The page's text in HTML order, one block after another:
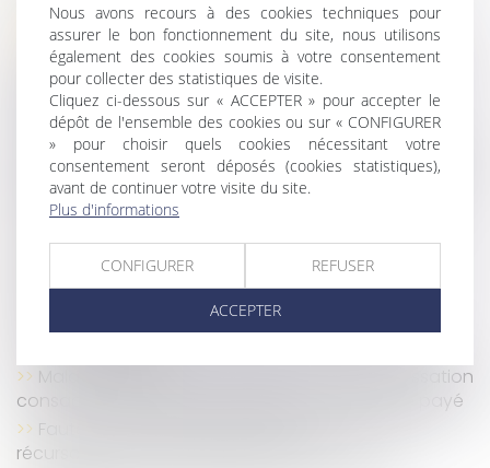
Dans quels cas une rupture de CDD peut être
considérée comme abusive ?
Dialogue social et formation : nouvelles règles de
versement et de contrôle des contributions
conventionnelles
Rhinite allergique et reconnaissance de maladie
professionnelle : absence de lien direct avec l’activité
de l’employé
Indemnités journalières maternité de l’assurance
volontaire : des précisions !
Frais professionnels et accueil d’un animal :
absence de justificatifs, pas de remboursement
Contrôle URSSAF : production des justificatifs et
Maladie pendant les congés : la Cour de cassation
consacre le droit au report des jours de congé payé
Faute inexcusable et prescription : l’action
récursoire de la caisse limitée à 5 ans
Nous avons recours à des cookies techniques pour
assurer le bon fonctionnement du site, nous utilisons
également des cookies soumis à votre consentement
pour collecter des statistiques de visite.
Cliquez ci-dessous sur « ACCEPTER » pour accepter le
dépôt de l'ensemble des cookies ou sur « CONFIGURER
» pour choisir quels cookies nécessitant votre
consentement seront déposés (cookies statistiques),
avant de continuer votre visite du site.
Plus d'informations
CONFIGURER REFUSER
ACCEPTER